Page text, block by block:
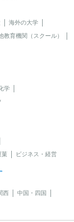
海外の大学
教育機関（スクール）
学
菓 ビジネス・経営
西
中国・四国